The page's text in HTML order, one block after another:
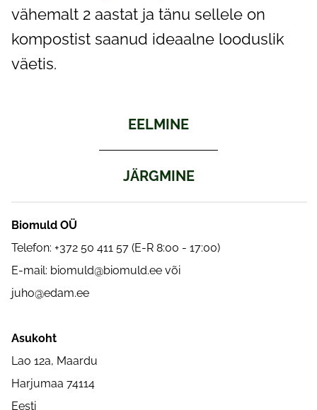
vähemalt 2 aastat ja tänu sellele on
kompostist saanud ideaalne looduslik
väetis.
EELMINE
JÄRGMINE
Biomuld OÜ
Telefon: +372 50 411 57 (E-R 8:00 - 17:00)
E-mail: biomuld@biomuld.ee või
juho@edam.ee
Asukoht
Lao 12a, Maardu
Harjumaa 74114
Eesti